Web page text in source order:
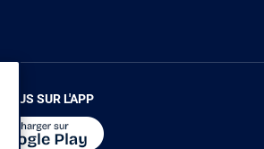
SUR L'APP